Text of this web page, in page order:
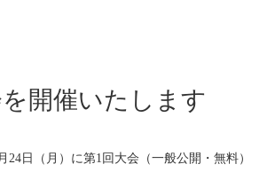
開催いたします
24日（月）に第1回大会（一般公開・無料）